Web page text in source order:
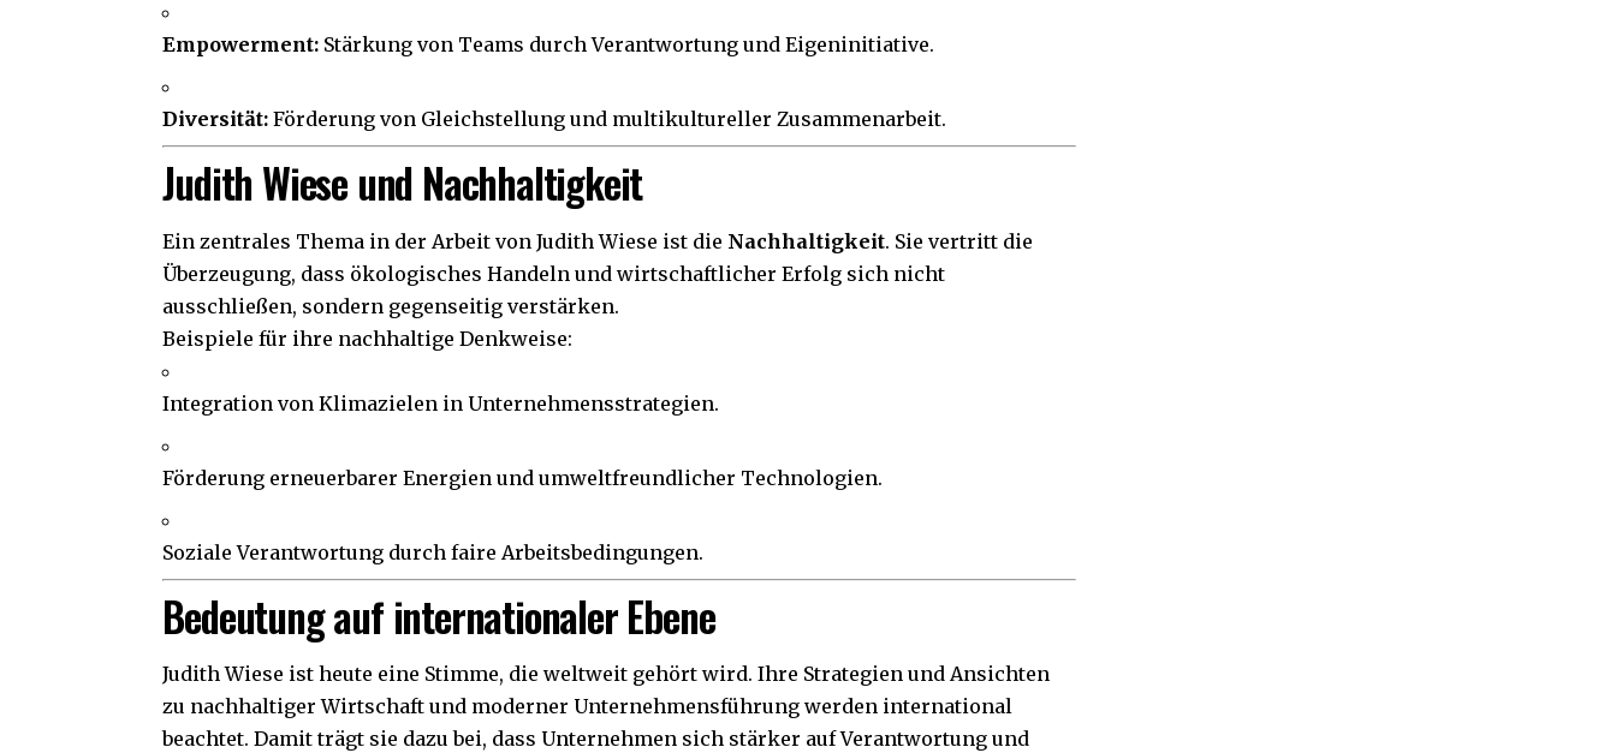
Empowerment: Stärkung von Teams durch Verantwortung und Eigeninitiative.
Diversität: Förderung von Gleichstellung und multikultureller Zusammenarbeit.
Judith Wiese und Nachhaltigkeit
Ein zentrales Thema in der Arbeit von Judith Wiese ist die Nachhaltigkeit. Sie vertritt die
Überzeugung, dass ökologisches Handeln und wirtschaftlicher Erfolg sich nicht
ausschließen, sondern gegenseitig verstärken.
Beispiele für ihre nachhaltige Denkweise:
Integration von Klimazielen in Unternehmensstrategien.
Förderung erneuerbarer Energien und umweltfreundlicher Technologien.
Soziale Verantwortung durch faire Arbeitsbedingungen.
Bedeutung auf internationaler Ebene
Judith Wiese ist heute eine Stimme, die weltweit gehört wird. Ihre Strategien und Ansichten
zu nachhaltiger Wirtschaft und moderner Unternehmensführung werden international
beachtet. Damit trägt sie dazu bei, dass Unternehmen sich stärker auf Verantwortung und